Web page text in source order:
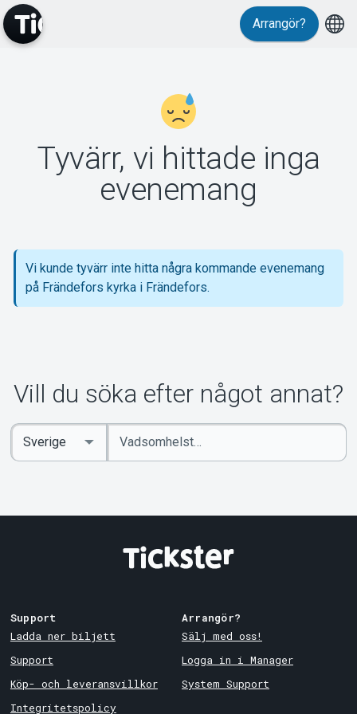
Support
Om Tickster
Arrangör?
Tyvärr, vi hittade inga
evenemang
Vi kunde tyvärr inte hitta några kommande evenemang
på Frändefors kyrka i Frändefors.
Vill du söka efter något annat?
Ange
sökord
Select
Country
Support
Ladda ner biljett
Support
Köp- och leveransvillkor
Integritetspolicy
Arrangör?
Sälj med oss!
Logga in i Manager
System Support